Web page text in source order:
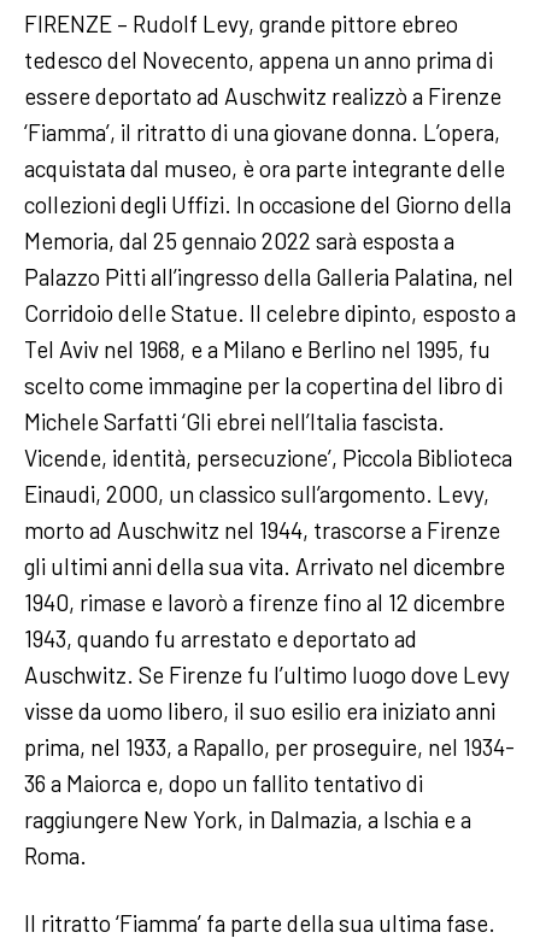
FIRENZE – Rudolf Levy, grande pittore ebreo
tedesco del Novecento, appena un anno prima di
essere deportato ad Auschwitz realizzò a Firenze
‘Fiamma’, il ritratto di una giovane donna. L’opera,
acquistata dal museo, è ora parte integrante delle
collezioni degli Uffizi. In occasione del Giorno della
Memoria, dal 25 gennaio 2022 sarà esposta a
Palazzo Pitti all’ingresso della Galleria Palatina, nel
Corridoio delle Statue. Il celebre dipinto, esposto a
Tel Aviv nel 1968, e a Milano e Berlino nel 1995, fu
scelto come immagine per la copertina del libro di
Michele Sarfatti ‘Gli ebrei nell’Italia fascista.
Vicende, identità, persecuzione’, Piccola Biblioteca
Einaudi, 2000, un classico sull’argomento. Levy,
morto ad Auschwitz nel 1944, trascorse a Firenze
gli ultimi anni della sua vita. Arrivato nel dicembre
1940, rimase e lavorò a firenze fino al 12 dicembre
1943, quando fu arrestato e deportato ad
Auschwitz. Se Firenze fu l’ultimo luogo dove Levy
visse da uomo libero, il suo esilio era iniziato anni
prima, nel 1933, a Rapallo, per proseguire, nel 1934-
36 a Maiorca e, dopo un fallito tentativo di
raggiungere New York, in Dalmazia, a Ischia e a
Roma.
Il ritratto ‘Fiamma’ fa parte della sua ultima fase.